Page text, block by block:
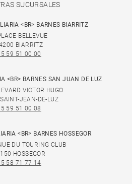
SUCURSALES
<BR> BARNES BIARRITZ
BELLEVUE
BIARRITZ
59 51 00 00
<BR> BARNES SAN JUAN DE LUZ
VICTOR HUGO
JEAN-DE-LUZ
59 51 00 08
<BR> BARNES HOSSEGOR
DU TOURING CLUB
HOSSEGOR
58 71 77 14